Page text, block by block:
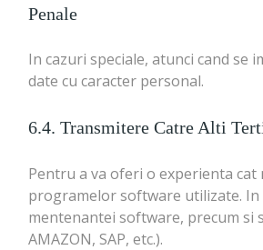
Penale
In cazuri speciale, atunci cand
date cu caracter personal.
6.4. Transmitere Catre Alti
Pentru a va oferi o experienta
programelor software utilizate. In
mentenantei software, precum si
AMAZON, SAP, etc.).